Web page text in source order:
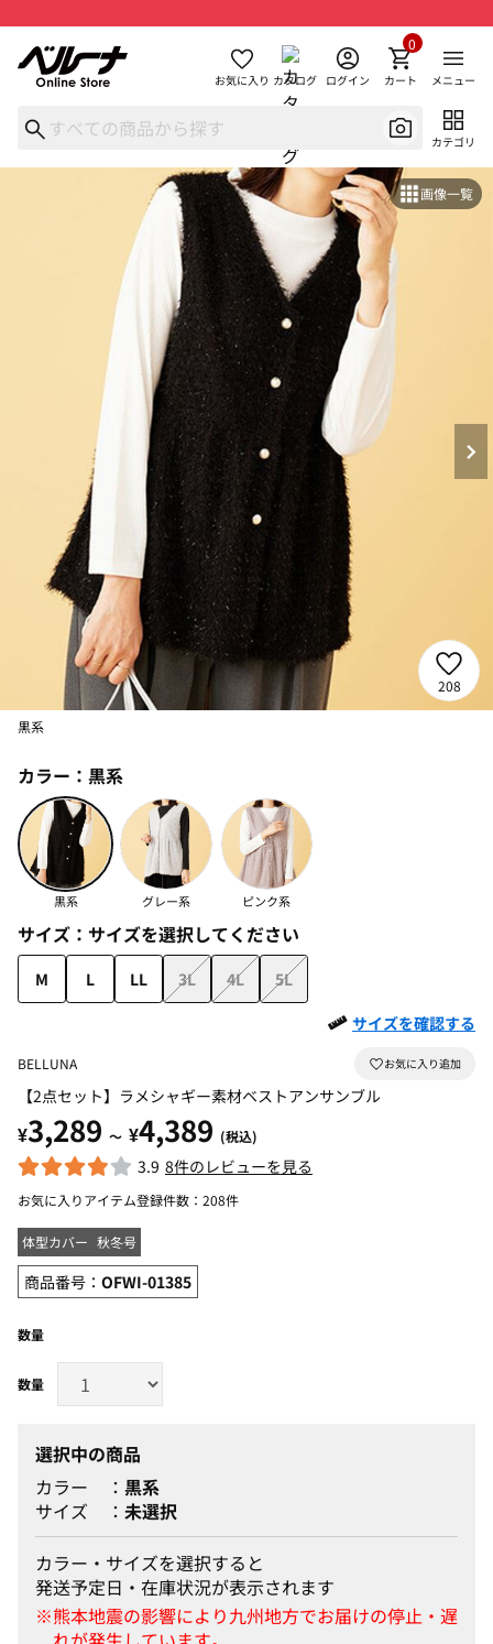
お気に入り カタログ ログイン カート
0
メニュー
カテゴリ
画像一覧
208
黒系
カラー： 黒系
黒系 グレー系 ピンク系
サイズ： サイズを選択してください
M L LL 3L 4L
5L
サイズを確認する
BELLUNA
【2点セット】ラメシャギー素材ベストアンサンブル
¥3,289 ～ ¥4,389 (税込)
3.9 8件のレビューを見る
お気に入りアイテム登録件数： 208件
体型カバー 秋冬号
商品番号： OFWI-01385
数量
選択中の商品
カラー
黒系
サイズ
未選択
カラー・サイズを選択すると
発送予定日・在庫状況が表示されます